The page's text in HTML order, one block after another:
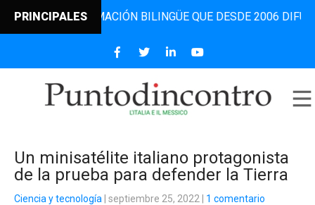
PRINCIPALES
DE INFORMACIÓN BILINGÜE QUE DESDE 2006 DIFUNDE
Un minisatélite italiano protagonista
de la prueba para defender la Tierra
Ciencia y tecnología | septiembre 25, 2022 1 comentario